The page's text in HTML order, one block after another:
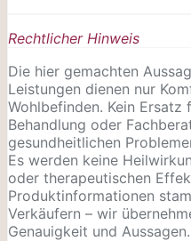
Rechtlicher Hinweis
Die hier gemachten
Leistungen dienen nur
Wohlbefinden. Kein Ersatz
Behandlung oder
gesundheitlichen
Es werden keine
oder therapeutischen
Produktinformationen
Verkäufern – wir
Genauigkeit und Aussagen.